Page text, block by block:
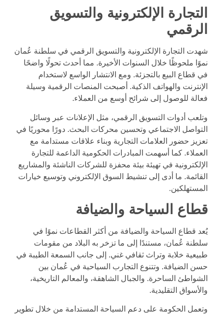
التجارة الإلكترونية والتسويق
الرقمي
شهدت التجارة الإلكترونية والتسويق الرقمي في سلطنة عُمان
نموًا ملحوظًا خلال السنوات الأخيرة. مما أحدث تحولًا واضحًا
في قطاع البيع بالتجزئة. ومع الانتشار الواسع لاستخدام
الإنترنت والهواتف الذكية. أصبحت المنصات الرقمية وسيلة
فعالة للوصول إلى شرائح أوسع من العملاء.
وتلعب أدوات التسويق الرقمي، مثل الإعلانات عبر وسائل
التواصل الاجتماعي وتحسين محركات البحث. دورًا محوريًا في
تعزيز حضور العلامات التجارية وبناء علاقات مستدامة مع
العملاء. كما أسهمت المبادرات الحكومية الداعمة للتجارة
الإلكترونية في تهيئة بيئة محفزة للشركات الناشئة والمشاريع
القائمة. ما أدى إلى تنشيط السوق الإلكتروني وتوسيع خيارات
المستهلكين.
قطاع السياحة والضيافة
يُعد قطاع السياحة والضيافة من أكثر القطاعات نموًا في
سلطنة عُمان، مستندًا إلى ما تزخر به البلاد من مقومات
طبيعية خلابة وتراث ثقافي غني. إلى جانب السمعة الطيبة في
حسن الضيافة. وتتنوع التجارب السياحية في عُمان بين
الشواطئ الساحرة. والجبال الشاهقة، والمعالم التاريخية،
والأسواق التقليدية.
وتعمل الحكومة على دعم السياحة المستدامة من خلال تطوير